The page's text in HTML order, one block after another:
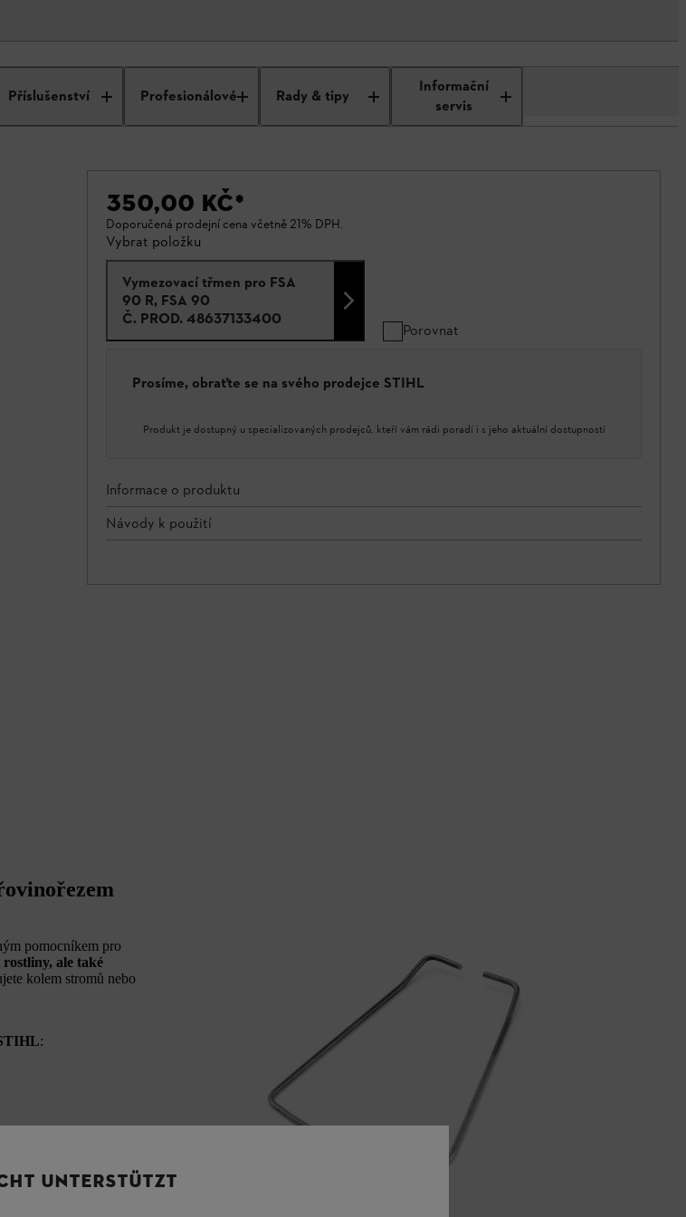
Příslušenství Profesionálové Rady & tipy
Informační
servis
350,00 KČ*
Doporučená prodejní cena včetně 21% DPH.
Vybrat položku
Vymezovací třmen pro FSA
90 R, FSA 90
Č. PROD. 48637133400
Porovnat
Prosíme, obraťte se na svého prodejce STIHL
Produkt je dostupný u specializovaných prodejců, kteří vám rádi poradí i s jeho aktuální dostupností
Informace o produktu
Návody k použití
pomocníkem pro
ale také
kolem stromů nebo
:
UNTERSTÜTZT